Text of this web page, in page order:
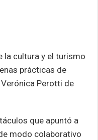
la cultura y el turismo
prácticas de
Perotti de
que apuntó a
modo colaborativo